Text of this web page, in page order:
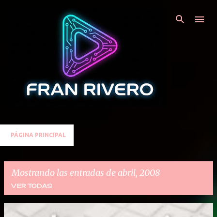
Ir al contenido principal
PÁGINA PRINCIPAL
Mostrando las entradas de abril, 2008
VER TODAS